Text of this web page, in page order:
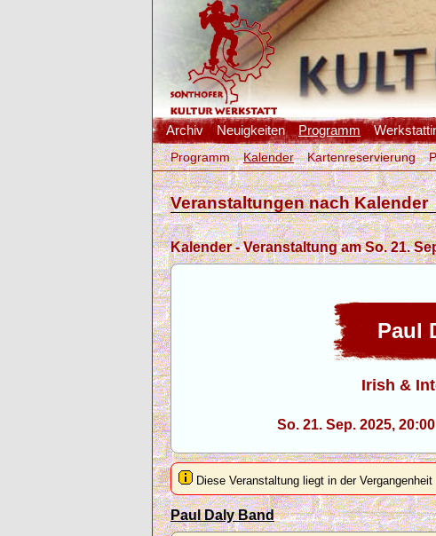
Archiv Neuigkeiten Programm
Programm Kalender Kartenreservierung
Veranstaltungen nach Kalender
Kalender - Veranstaltung am So. 21.
Paul
Irish &
So. 21. Sep. 2025,
Diese Veranstaltung liegt in der
Paul Daly Band